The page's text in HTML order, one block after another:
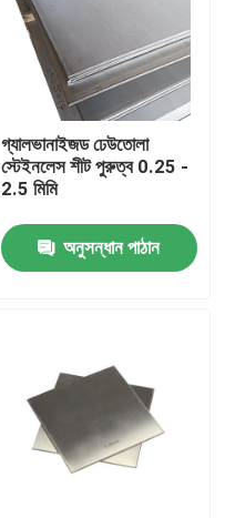
গ্যালভানাইজড ঢেউতোলা
স্টেইনলেস শীট পুরুত্ব 0.25 -
2.5 মিমি
অনুসন্ধান পাঠান